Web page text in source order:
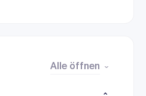
Alle öffnen